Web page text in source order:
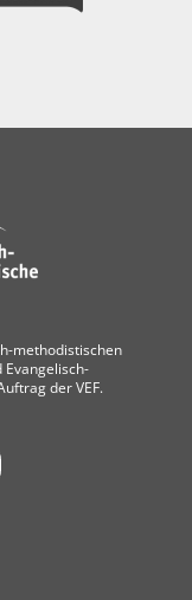
methodistischen
der VEF.